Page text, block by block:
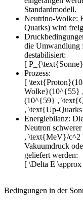
Standardmodell.
Neutrino-Wolke:
Quarks) wird
die Umwandlung
destabilisiert:
[
Prozess:
[
Wolke}(10^{55}
(10^{59} ,
, \text{Up-
Energiebilanz:
Neutron
, \text{MeV}/c^2
Vakuumdruck
geliefert werden:
[ \Delta E
Bedingungen in der